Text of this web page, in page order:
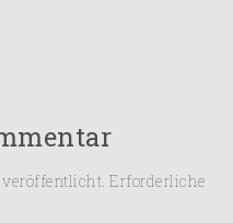
Erforderliche